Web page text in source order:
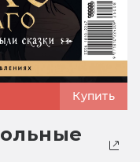
Купить